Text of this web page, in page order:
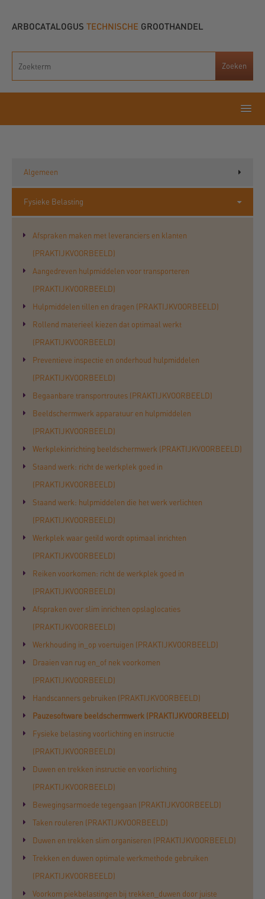
ARBOCATALOGUS TECHNISCHE GROOTHANDEL
Algemeen
Fysieke Belasting
Afspraken maken met leveranciers en klanten
(PRAKTIJKVOORBEELD)
Aangedreven hulpmiddelen voor transporteren
(PRAKTIJKVOORBEELD)
Hulpmiddelen tillen en dragen (PRAKTIJKVOORBEELD)
Rollend materieel kiezen dat optimaal werkt
(PRAKTIJKVOORBEELD)
Preventieve inspectie en onderhoud hulpmiddelen
(PRAKTIJKVOORBEELD)
Begaanbare transportroutes (PRAKTIJKVOORBEELD)
Beeldschermwerk apparatuur en hulpmiddelen
(PRAKTIJKVOORBEELD)
Werkplekinrichting beeldschermwerk (PRAKTIJKVOORBEELD)
Staand werk: richt de werkplek goed in
(PRAKTIJKVOORBEELD)
Staand werk: hulpmiddelen die het werk verlichten
(PRAKTIJKVOORBEELD)
Werkplek waar getild wordt optimaal inrichten
(PRAKTIJKVOORBEELD)
Reiken voorkomen: richt de werkplek goed in
(PRAKTIJKVOORBEELD)
Afspraken over slim inrichten opslaglocaties
(PRAKTIJKVOORBEELD)
Werkhouding in_op voertuigen (PRAKTIJKVOORBEELD)
Draaien van rug en_of nek voorkomen
(PRAKTIJKVOORBEELD)
Handscanners gebruiken (PRAKTIJKVOORBEELD)
Pauzesoftware beeldschermwerk (PRAKTIJKVOORBEELD)
Fysieke belasting voorlichting en instructie
(PRAKTIJKVOORBEELD)
Duwen en trekken instructie en voorlichting
(PRAKTIJKVOORBEELD)
Bewegingsarmoede tegengaan (PRAKTIJKVOORBEELD)
Taken rouleren (PRAKTIJKVOORBEELD)
Duwen en trekken slim organiseren (PRAKTIJKVOORBEELD)
Trekken en duwen optimale werkmethode gebruiken
(PRAKTIJKVOORBEELD)
Voorkom piekbelastingen bij trekken_duwen door juiste